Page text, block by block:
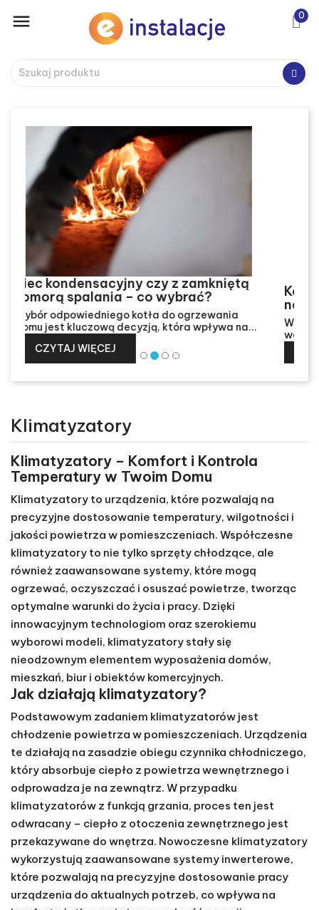
 0
Koszty instalacji pompy ciepła – ile to
naprawdę kosztuje?
Wybór odpowiedniego systemu ogrzewania to
ważna decyzja dla każdego właściciela domu....
CZYTAJ WIĘCEJ
Klimatyzatory
Klimatyzatory – Komfort i Kontrola
Temperatury w Twoim Domu
Klimatyzatory to urządzenia, które pozwalają na
precyzyjne dostosowanie temperatury, wilgotności i
jakości powietrza w pomieszczeniach. Współczesne
klimatyzatory to nie tylko sprzęty chłodzące, ale
również zaawansowane systemy, które mogą
ogrzewać, oczyszczać i osuszać powietrze, tworząc
optymalne warunki do życia i pracy. Dzięki
innowacyjnym technologiom oraz szerokiemu
wyborowi modeli, klimatyzatory stały się
nieodzownym elementem wyposażenia domów,
mieszkań, biur i obiektów komercyjnych.
Jak działają klimatyzatory?
Podstawowym zadaniem klimatyzatorów jest
chłodzenie powietrza w pomieszczeniach. Urządzenia
te działają na zasadzie obiegu czynnika chłodniczego,
który absorbuje ciepło z powietrza wewnętrznego i
odprowadza je na zewnątrz. W przypadku
klimatyzatorów z funkcją grzania, proces ten jest
odwracany – ciepło z otoczenia zewnętrznego jest
przekazywane do wnętrza. Nowoczesne klimatyzatory
wykorzystują zaawansowane systemy inwerterowe,
które pozwalają na precyzyjne dostosowanie pracy
urządzenia do aktualnych potrzeb, co wpływa na